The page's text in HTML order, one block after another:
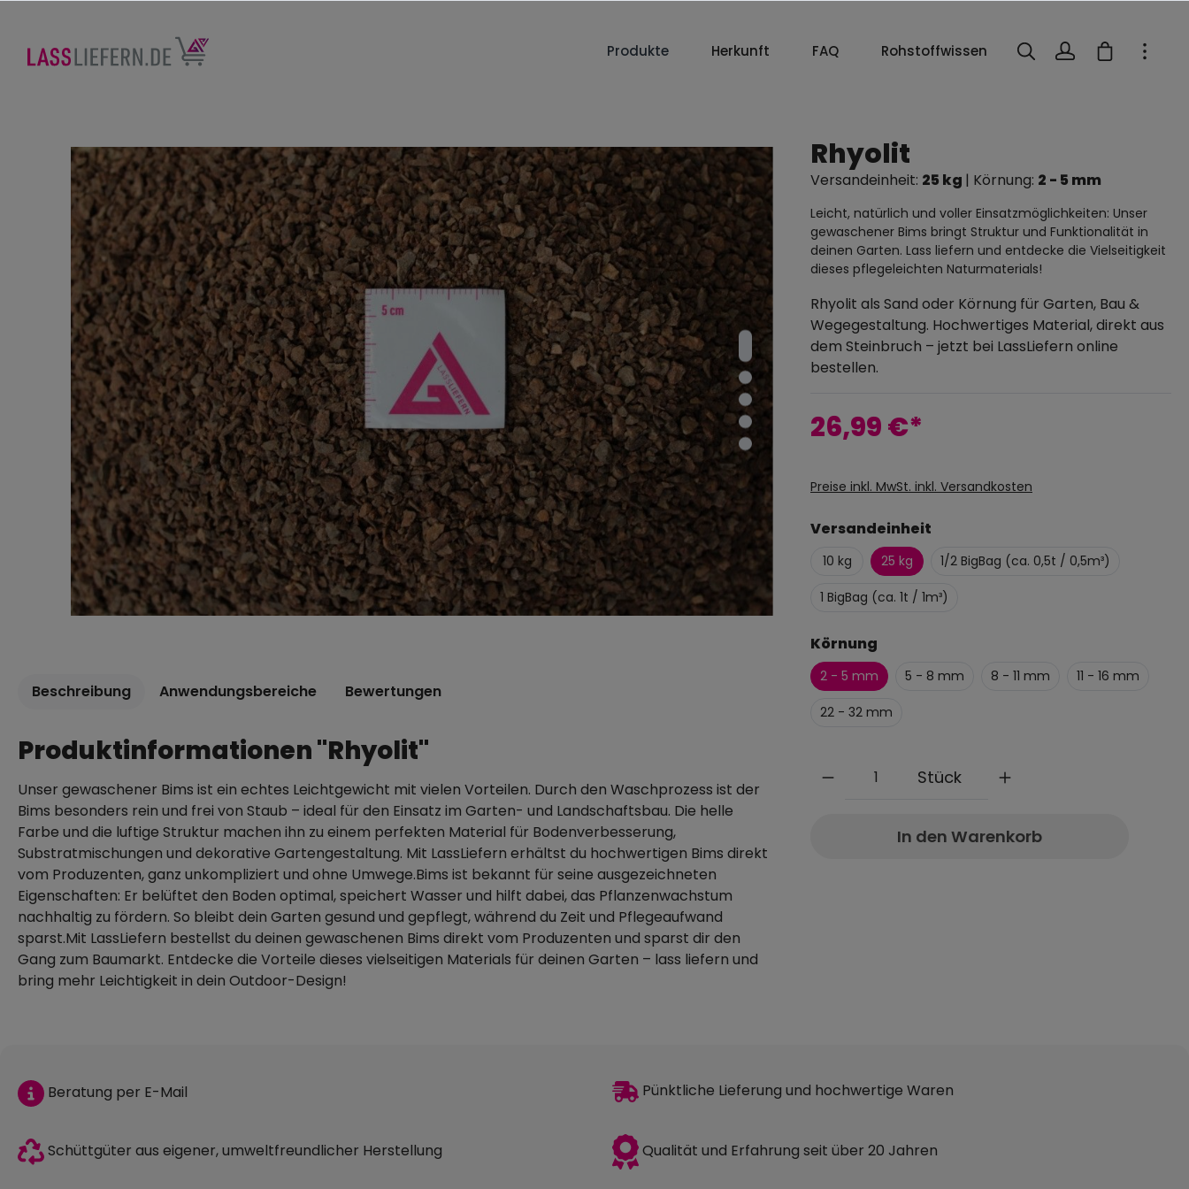
Produkte Herkunft FAQ Rohstoffwissen
Rhyolit
Versandeinheit: 25 kg | Körnung: 2 - 5 mm
Leicht, natürlich und voller Einsatzmöglichkeiten: Unser
gewaschener Bims bringt Struktur und Funktionalität in
deinen Garten. Lass liefern und entdecke die Vielseitigkeit
dieses pflegeleichten Naturmaterials!
Rhyolit als Sand oder Körnung für Garten, Bau &
Wegegestaltung. Hochwertiges Material, direkt aus
dem Steinbruch – jetzt bei LassLiefern online
bestellen.
26,99 €*
Preise inkl. MwSt. inkl. Versandkosten
Versandeinheit
10 kg 25 kg 1/2 BigBag (ca. 0,5t / 0,5m³)
1 BigBag (ca. 1t / 1m³)
Körnung
2 - 5 mm 5 - 8 mm 8 - 11 mm 11 - 16 mm
22 - 32 mm
Stück
In den Warenkorb
Beschreibung Anwendungsbereiche Bewertungen
Produktinformationen "Rhyolit"
Unser gewaschener Bims ist ein echtes Leichtgewicht mit vielen Vorteilen. Durch den Waschprozess ist der
Bims besonders rein und frei von Staub – ideal für den Einsatz im Garten- und Landschaftsbau. Die helle
Farbe und die luftige Struktur machen ihn zu einem perfekten Material für Bodenverbesserung,
Substratmischungen und dekorative Gartengestaltung. Mit LassLiefern erhältst du hochwertigen Bims direkt
vom Produzenten, ganz unkompliziert und ohne Umwege.Bims ist bekannt für seine ausgezeichneten
Eigenschaften: Er belüftet den Boden optimal, speichert Wasser und hilft dabei, das Pflanzenwachstum
nachhaltig zu fördern. So bleibt dein Garten gesund und gepflegt, während du Zeit und Pflegeaufwand
sparst.Mit LassLiefern bestellst du deinen gewaschenen Bims direkt vom Produzenten und sparst dir den
Gang zum Baumarkt. Entdecke die Vorteile dieses vielseitigen Materials für deinen Garten – lass liefern und
bring mehr Leichtigkeit in dein Outdoor-Design!
Beratung per E-Mail
Schüttgüter aus eigener, umweltfreundlicher Herstellung
Pünktliche Lieferung und hochwertige Waren
Qualität und Erfahrung seit über 20 Jahren